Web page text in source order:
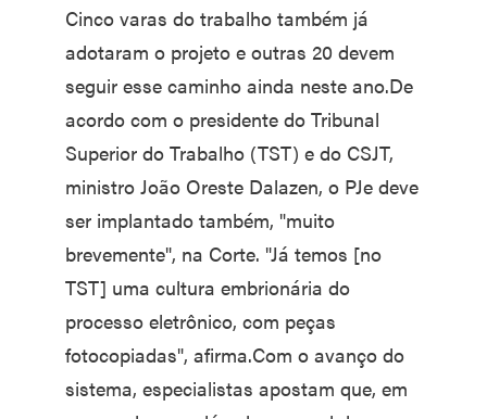
Cinco varas do trabalho também já
adotaram o projeto e outras 20 devem
seguir esse caminho ainda neste ano.De
acordo com o presidente do Tribunal
Superior do Trabalho (TST) e do CSJT,
ministro João Oreste Dalazen, o PJe deve
ser implantado também, "muito
brevemente", na Corte. "Já temos [no
TST] uma cultura embrionária do
processo eletrônico, com peças
fotocopiadas", afirma.Com o avanço do
sistema, especialistas apostam que, em